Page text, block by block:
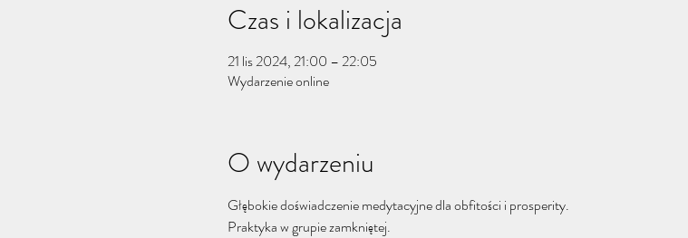
Czas i lokalizacja
21 lis 2024, 21:00 – 22:05
Wydarzenie online
O wydarzeniu
Głębokie doświadczenie medytacyjne dla obfitości i prosperity.
Praktyka w grupie zamkniętej.